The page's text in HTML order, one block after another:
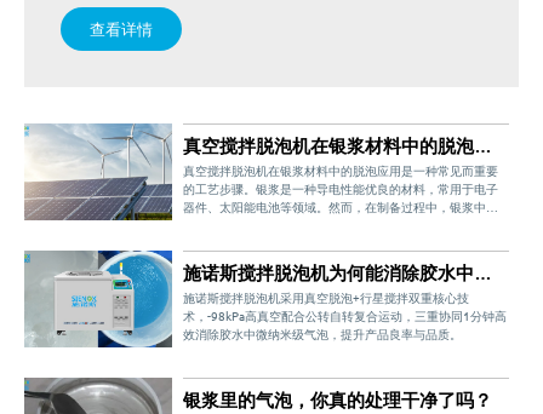
式脱泡机的重要应用领域之一。在涂料、树脂、胶黏剂
等生产过程中，常常需要进行搅拌和混合，并且要求产
查看详情
真空搅拌脱泡机在银浆材料中的脱泡应
用
真空搅拌脱泡机在银浆材料中的脱泡应用是一种常见而重要
的工艺步骤。银浆是一种导电性能优良的材料，常用于电子
器件、太阳能电池等领域。然而，在制备过程中，银浆中往
施诺斯搅拌脱泡机为何能消除胶水中的
气泡
施诺斯搅拌脱泡机采用真空脱泡+行星搅拌双重核心技
术，-98kPa高真空配合公转自转复合运动，三重协同1分钟高
效消除胶水中微纳米级气泡，提升产品良率与品质。
银浆里的气泡，你真的处理干净了吗？